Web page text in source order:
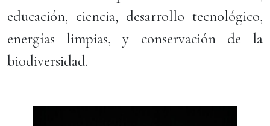
educación, ciencia, desarrollo tecnológico,
energías limpias, y conservación de la
biodiversidad.